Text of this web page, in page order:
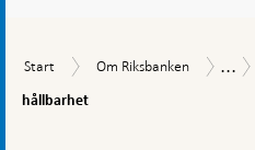
Start
Start
Om
Om Riksbanken ...
hållbarhet